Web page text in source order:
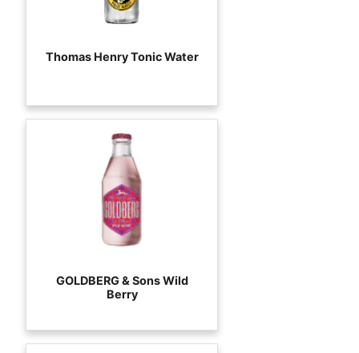
Thomas Henry Tonic Water
GOLDBERG & Sons Wild
Berry